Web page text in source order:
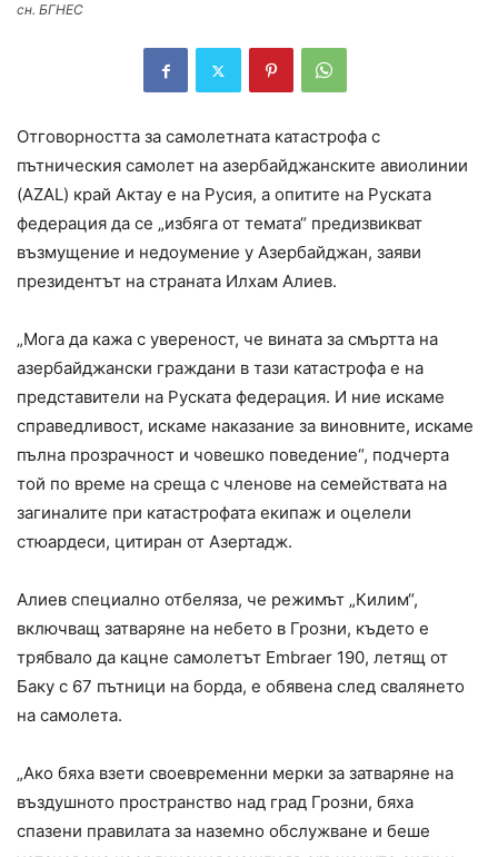
сн. БГНЕС
Отговорността за самолетната катастрофа с
пътническия самолет на азербайджанските авиолинии
(AZAL) край Актау е на Русия, а опитите на Руската
федерация да се „избяга от темата“ предизвикват
възмущение и недоумение у Азербайджан, заяви
президентът на страната Илхам Алиев.
„Мога да кажа с увереност, че вината за смъртта на
азербайджански граждани в тази катастрофа е на
представители на Руската федерация. И ние искаме
справедливост, искаме наказание за виновните, искаме
пълна прозрачност и човешко поведение“, подчерта
той по време на среща с членове на семействата на
загиналите при катастрофата екипаж и оцелели
стюардеси, цитиран от Азертадж.
Алиев специално отбеляза, че режимът „Килим“,
включващ затваряне на небето в Грозни, където е
трябвало да кацне самолетът Embraer 190, летящ от
Баку с 67 пътници на борда, е обявена след свалянето
на самолета.
„Ако бяха взети своевременни мерки за затваряне на
въздушното пространство над град Грозни, бяха
спазени правилата за наземно обслужване и беше